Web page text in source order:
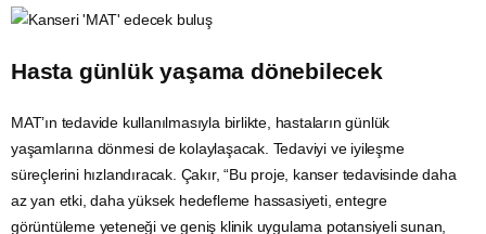
Hasta günlük yaşama dönebilecek
MAT’ın tedavide kullanılmasıyla birlikte, hastaların günlük
yaşamlarına dönmesi de kolaylaşacak. Tedaviyi ve iyileşme
süreçlerini hızlandıracak. Çakır, “Bu proje, kanser tedavisinde daha
az yan etki, daha yüksek hedefleme hassasiyeti, entegre
görüntüleme yeteneği ve geniş klinik uygulama potansiyeli sunan,